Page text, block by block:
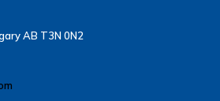
AB T3N 0N2